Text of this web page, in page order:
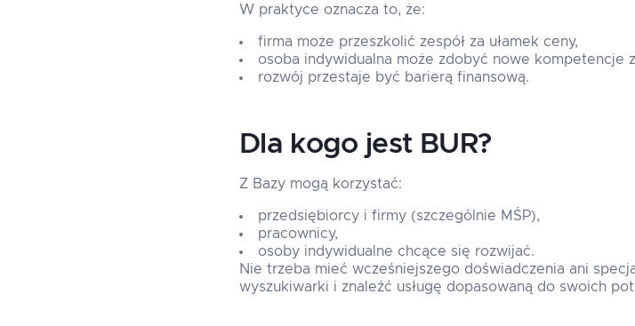
W praktyce oznacza to, że:
firma może przeszkolić zespół za ułamek ceny,
osoba indywidualna może zdobyć nowe kompetencje
rozwój przestaje być barierą finansową.
Dla kogo jest BUR?
Z Bazy mogą korzystać:
przedsiębiorcy i firmy (szczególnie MŚP),
pracownicy,
osoby indywidualne chcące się rozwijać.
Nie trzeba mieć wcześniejszego doświadczenia ani
wyszukiwarki i znaleźć usługę dopasowaną do swoich